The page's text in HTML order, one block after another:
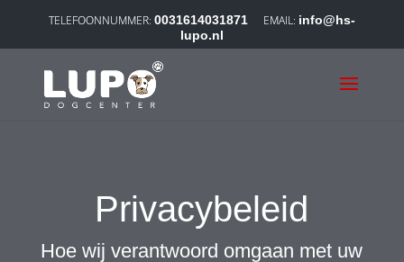
0031614031871
info@hs-
lupo.nl
Privacybeleid
Hoe wij verantwoord omgaan met uw